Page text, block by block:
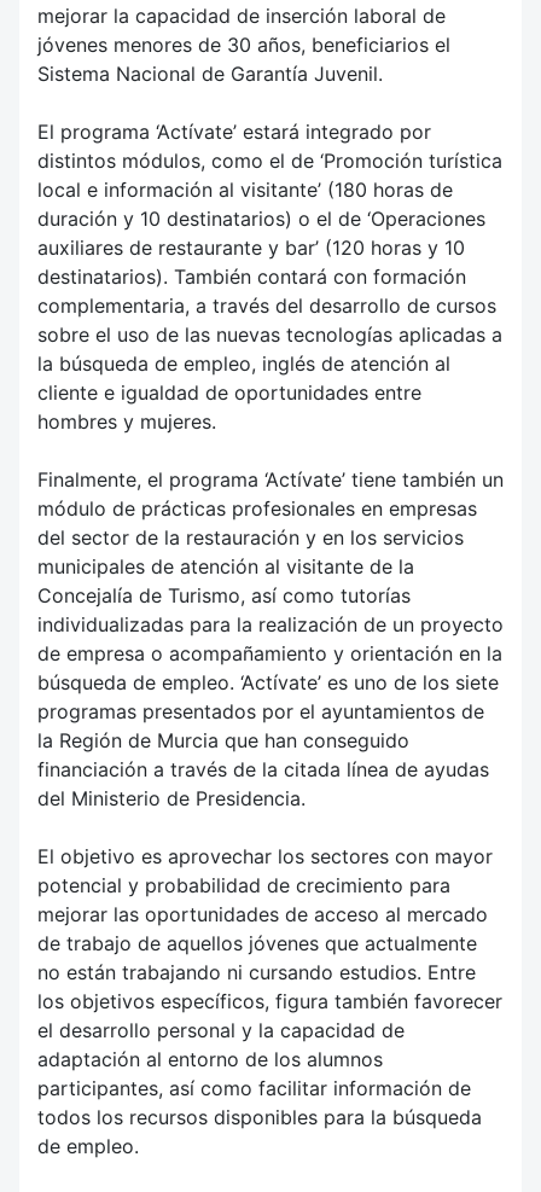
mejorar la capacidad de inserción laboral de
jóvenes menores de 30 años, beneficiarios el
Sistema Nacional de Garantía Juvenil.
El programa ‘Actívate’ estará integrado por
distintos módulos, como el de ‘Promoción turística
local e información al visitante’ (180 horas de
duración y 10 destinatarios) o el de ‘Operaciones
auxiliares de restaurante y bar’ (120 horas y 10
destinatarios). También contará con formación
complementaria, a través del desarrollo de cursos
sobre el uso de las nuevas tecnologías aplicadas a
la búsqueda de empleo, inglés de atención al
cliente e igualdad de oportunidades entre
hombres y mujeres.
Finalmente, el programa ‘Actívate’ tiene también un
módulo de prácticas profesionales en empresas
del sector de la restauración y en los servicios
municipales de atención al visitante de la
Concejalía de Turismo, así como tutorías
individualizadas para la realización de un proyecto
de empresa o acompañamiento y orientación en la
búsqueda de empleo. ‘Actívate’ es uno de los siete
programas presentados por el ayuntamientos de
la Región de Murcia que han conseguido
financiación a través de la citada línea de ayudas
del Ministerio de Presidencia.
El objetivo es aprovechar los sectores con mayor
potencial y probabilidad de crecimiento para
mejorar las oportunidades de acceso al mercado
de trabajo de aquellos jóvenes que actualmente
no están trabajando ni cursando estudios. Entre
los objetivos específicos, figura también favorecer
el desarrollo personal y la capacidad de
adaptación al entorno de los alumnos
participantes, así como facilitar información de
todos los recursos disponibles para la búsqueda
de empleo.